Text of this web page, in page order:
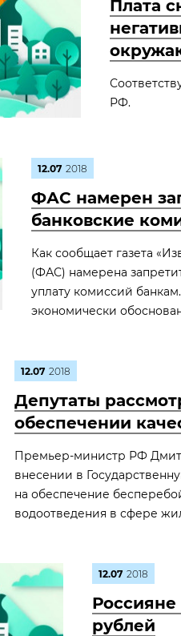
Плата
РФ.
12.07 2018
ФАС намерен
банковские
Как сообщает газета
(ФАС) намерена
уплату комиссий
экономически
12.07 2018
Депутаты
обеспечении
Премьер-министр РФ
внесении в
на обеспечение
водоотведения в сфере
12.07 2018
рублей